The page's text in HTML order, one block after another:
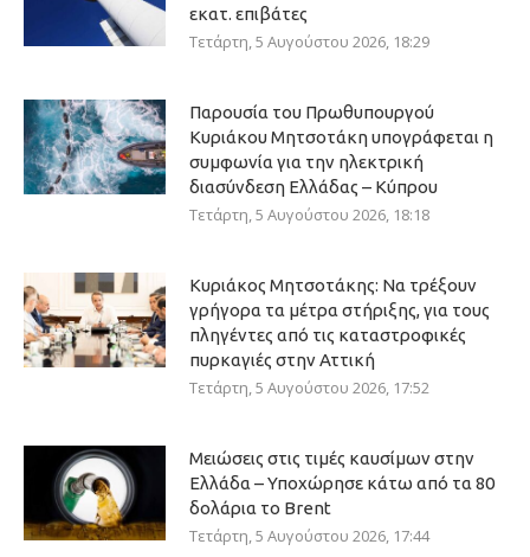
εκατ. επιβάτες
Τετάρτη, 5 Αυγούστου 2026, 18:29
Παρουσία του Πρωθυπουργού
Κυριάκου Μητσοτάκη υπογράφεται η
συμφωνία για την ηλεκτρική
διασύνδεση Ελλάδας – Κύπρου
Τετάρτη, 5 Αυγούστου 2026, 18:18
Κυριάκος Μητσοτάκης: Να τρέξουν
γρήγορα τα μέτρα στήριξης, για τους
πληγέντες από τις καταστροφικές
πυρκαγιές στην Αττική
Τετάρτη, 5 Αυγούστου 2026, 17:52
Μειώσεις στις τιμές καυσίμων στην
Ελλάδα – Υποχώρησε κάτω από τα 80
δολάρια το Brent
Τετάρτη, 5 Αυγούστου 2026, 17:44